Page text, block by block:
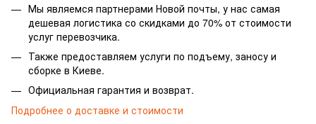
Мы являемся партнерами Новой почты, у нас самая
дешевая логистика со скидками до 70% от стоимости
услуг перевозчика.
Также предоставляем услуги по подъему, заносу и
сборке в Киеве.
Официальная гарантия и возврат.
Подробнее о доставке и стоимости